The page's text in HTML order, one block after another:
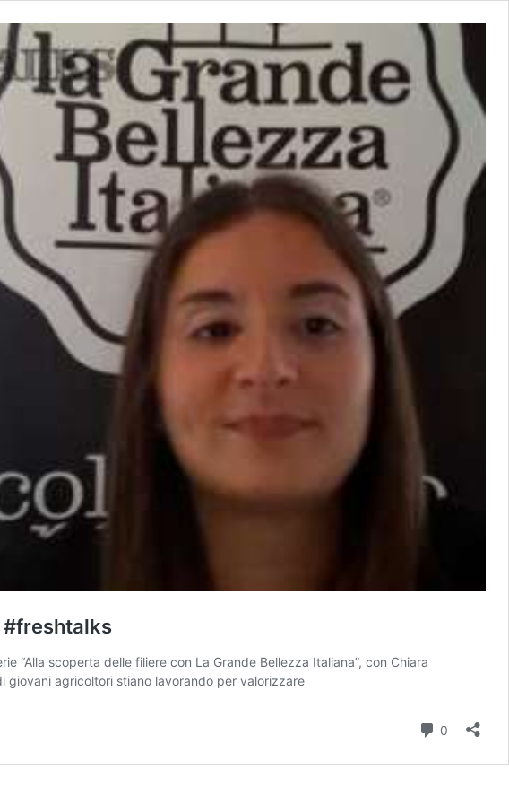
#freshtalks
scoperta delle filiere con La Grande Bellezza Italiana”, con Chiara
giovani agricoltori stiano lavorando per valorizzare
0 Commenti